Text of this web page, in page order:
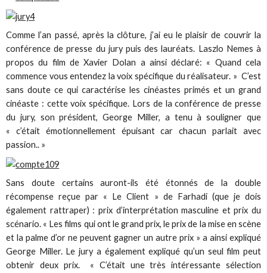
Comme l’an passé, après la clôture, j’ai eu le plaisir de couvrir la
conférence de presse du jury puis des lauréats. Laszlo Nemes à
propos du film de Xavier Dolan a ainsi déclaré: « Quand cela
commence vous entendez la voix spécifique du réalisateur. » C’est
sans doute ce qui caractérise les cinéastes primés et un grand
cinéaste : cette voix spécifique. Lors de la conférence de presse
du jury, son président, George Miller, a tenu à souligner que
« c’était émotionnellement épuisant car chacun parlait avec
passion.. »
Sans doute certains auront-ils été étonnés de la double
récompense reçue par « Le Client » de Farhadi (que je dois
également rattraper) : prix d’interprétation masculine et prix du
scénario. « Les films qui ont le grand prix, le prix de la mise en scène
et la palme d’or ne peuvent gagner un autre prix » a ainsi expliqué
George Miller. Le jury a également expliqué qu’un seul film peut
obtenir deux prix. « C’était une très intéressante sélection